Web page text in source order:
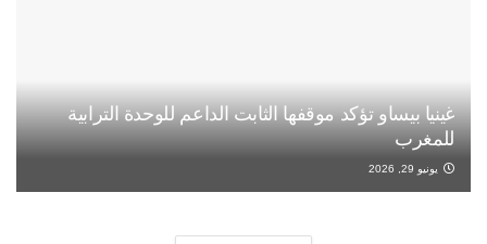
غينيا بيساو تؤكد موقفها الثابت الداعم للوحدة الترابية
للمغرب
يونيو 29, 2026